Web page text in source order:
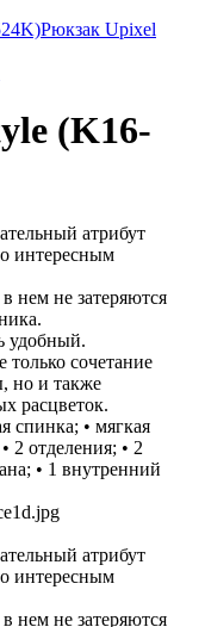
Рюкзак Upixel
(K16-
атрибут
интересным
нем не затеряются
удобный.
сочетание
но и также
расцветок.
спинка; • мягкая
2 отделения; • 2
• 1 внутренний
атрибут
интересным
нем не затеряются